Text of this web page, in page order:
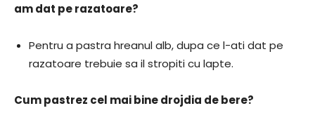
am dat pe razatoare?
Pentru a pastra hreanul alb, dupa ce l-ati dat pe
razatoare trebuie sa il stropiti cu lapte.
Cum pastrez cel mai bine drojdia de bere?